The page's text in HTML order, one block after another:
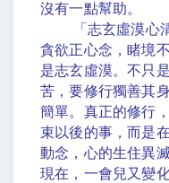
沒有一點幫助。
「志玄虛漠心清
貪欲正心念，睹境
是志玄虛漠。不只
苦，要修行獨善其
簡單。真正的修行
束以後的事，而是
動念，心的生住異
現在，一會兒又變